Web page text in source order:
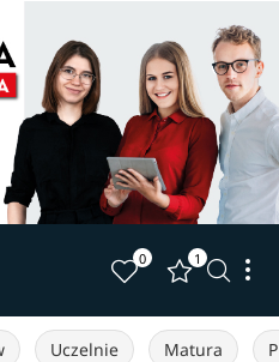
0 1
Uczelnie Matura